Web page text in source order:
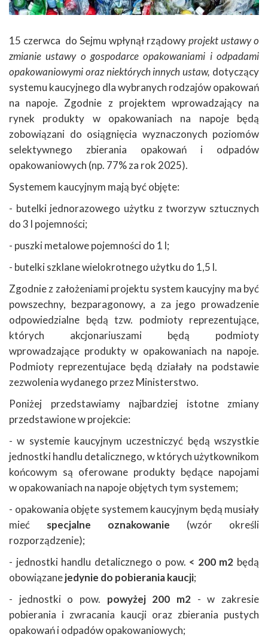
15 czerwca do Sejmu wpłynął rządowyprojekt ustawy o
zmianie ustawy o gospodarce opakowaniami i odpadami
opakowaniowymi oraz niektórych innych ustaw, dotyczący
systemu kaucyjnego dla wybranych rodzajów opakowań
na napoje. Zgodnie z projektem wprowadzający na
rynek produkty w opakowaniach na napoje będą
zobowiązani do osiągnięcia wyznaczonych poziomów
selektywnego zbierania opakowań i odpadów
opakowaniowych (np. 77% za rok 2025).
Systemem kaucyjnym mają być objęte:
- butelki jednorazowego użytku z tworzyw sztucznych
do 3 l pojemności;
- puszki metalowe pojemności do 1 l;
- butelki szklane wielokrotnego użytku do 1,5 l.
Zgodnie z założeniami projektu system kaucyjny ma być
powszechny, bezparagonowy, a za jego prowadzenie
odpowiedzialne będą tzw. podmioty reprezentujące,
których akcjonariuszami będą podmioty
wprowadzające produkty w opakowaniach na napoje.
Podmioty reprezentujace będą działały na podstawie
zezwolenia wydanego przez Ministerstwo.
Poniżej przedstawiamy najbardziej istotne zmiany
przedstawione w projekcie:
- w systemie kaucyjnym uczestniczyć będą wszystkie
jednostki handlu detalicznego, w których użytkownikom
końcowym są oferowane produkty będące napojami
w opakowaniach na napoje objętych tym systemem;
- opakowania objęte systemem kaucyjnym będą musiały
mieć specjalne oznakowanie (wzór określi
rozporządzenie);
- jednostki handlu detalicznego o pow. < 200 m2 będą
obowiązanejedynie do pobierania kaucji;
- jednostki o pow. powyżej 200 m2 - w zakresie
pobierania i zwracania kaucji oraz zbierania pustych
opakowań i odpadów opakowaniowych;